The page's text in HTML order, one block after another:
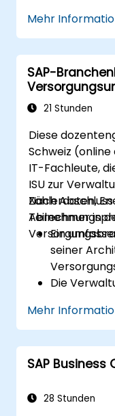
TN
TN zur
Funktionen
Mehr
SAP-
21 Stunden
Diese
Schweiz
IT-Fachleute,
ISU zur
Zählerdaten,
Nach
Teilnehmer in
Ein
seiner
Die
meistern.
Die
SAP ISU in
Mehr
SAP Business
28 Stunden